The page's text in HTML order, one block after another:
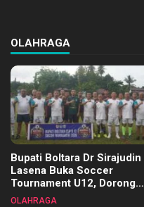
OLAHRAGA
Bupati Boltara Dr Sirajudin
Lasena Buka Soccer
Tournament U12, Dorong
Pembinaan Merata di Setiap
OLAHRAGA